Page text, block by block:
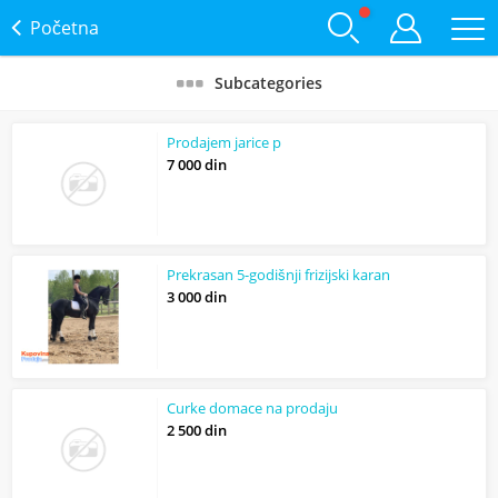
Početna
Subcategories
Prodajem jarice p
7 000 din
Prekrasan 5-godišnji frizijski karan
3 000 din
Curke domace na prodaju
2 500 din